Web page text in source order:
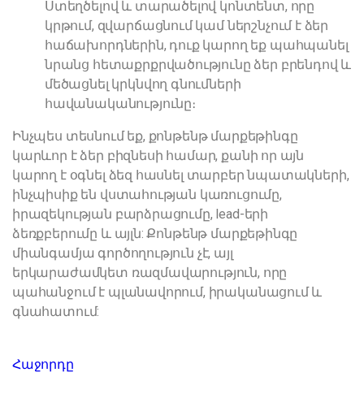
Ստեղծելով և տարածելով կոնտենտ, որը
կրթում, զվարճացնում կամ ներշնչում է ձեր
հաճախորդներին, դուք կարող եք պահպանել
նրանց հետաքրքրվածությունը ձեր բրենդով և
մեծացնել կրկնվող գնումների
հավանականությունը։
Ինչպես տեսնում եք, քոնթենթ մարքեթինգը
կարևոր է ձեր բիզնեսի համար, քանի որ այն
կարող է օգնել ձեզ հասնել տարբեր նպատակների,
ինչպիսիք են վստահության կառուցումը,
իրազեկության բարձրացումը, lead-երի
ձեռքբերումը և այլն: Քոնթենթ մարքեթինգը
միանգամյա գործողություն չէ, այլ
երկարաժամկետ ռազմավարություն, որը
պահանջում է պլանավորում, իրականացում և
գնահատում:
Հաջորդը